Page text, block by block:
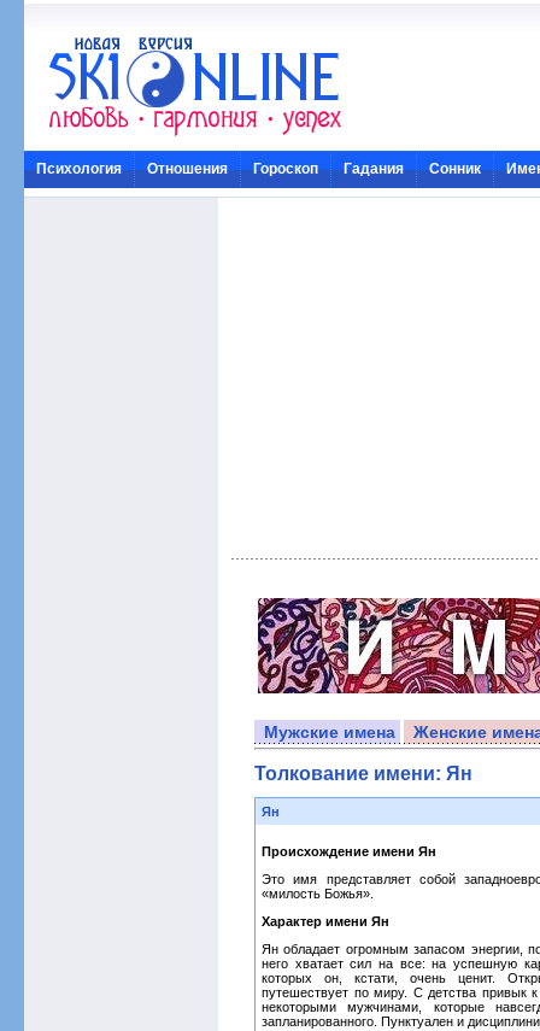
Психология Отношения Гороскоп Гадания Сонник
Мужские имена Женские
Толкование имени: Ян
Ян
Происхождение имени Ян
Это имя представляет собой
«милость Божья».
Характер имени Ян
Ян обладает огромным запасом энергии,
него хватает сил на все: на успешную
которых он, кстати, очень ценит.
путешествует по миру. С детства привык
некоторыми мужчинами, которые
запланированного. Пунктуален и